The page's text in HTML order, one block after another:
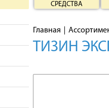
СРЕДСТВА
Главная
ТИЗИН